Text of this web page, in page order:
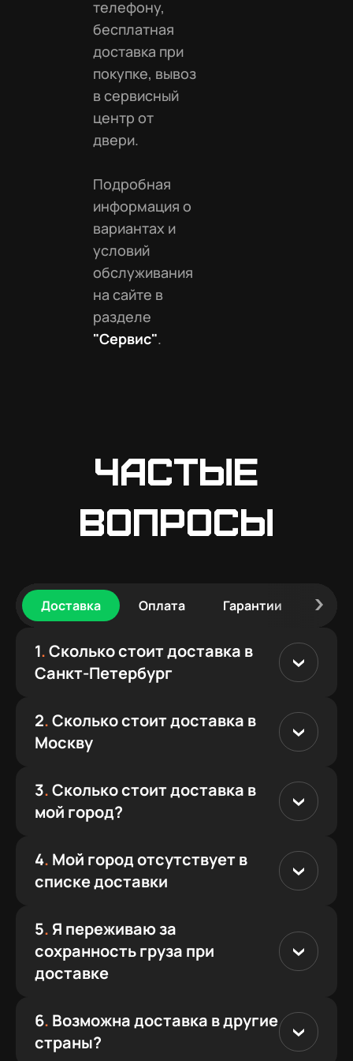
телефону,
бесплатная
доставка при
покупке, вывоз
в сервисный
центр от
двери.
Подробная
информация о
вариантах и
условий
обслуживания
на сайте в
разделе
"Сервис".
Частые
вопросы
Доставка Оплата Гарантии
1.Сколько стоит доставка в
Санкт-Петербург
2.Сколько стоит доставка в
Москву
3.Сколько стоит доставка в
мой город?
4. Мой город отсутствует в
списке доставки
5. Я переживаю за
сохранность груза при
доставке
6. Возможна доставка в другие
страны?